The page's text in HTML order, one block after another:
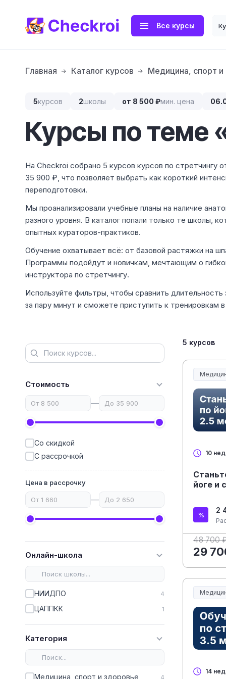
Все курсы
Главная Каталог курсов Медицина, спорт и
5курсов 2школы от 8 500 ₽мин. цена
Курсы по теме
На Checkroi собрано 5 курсов курсов по стретчингу
35 900 ₽, что позволяет выбрать как короткий
переподготовки.
Мы проанализировали учебные планы на наличие
разного уровня. В каталог попали только те школы,
опытных кураторов-практиков.
Обучение охватывает всё: от базовой растяжки на
Программы подойдут и новичкам, мечтающим о
инструктора по стретчингу.
Используйте фильтры, чтобы сравнить
за пару минут и сможете приступить к
Стоимость
—
Со скидкой
С рассрочкой
Цена в рассрочку
—
Онлайн-школа
НИИДПО 4
ЦАППКК 1
Категория
Медицина, спорт и здоровье 4
5 курсов
10
йоге и
2
48 700
29
14